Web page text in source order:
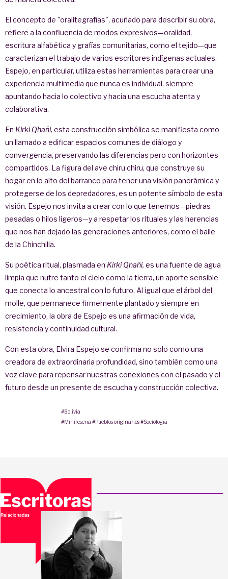
El concepto de "oralitegrafías", acuñado para describir su obra,
refiere a la confluencia de modos expresivos—oralidad,
escritura alfabética y grafías comunitarias, como el tejido—que
caracterizan el trabajo de varios escritores indígenas actuales.
Espejo, en particular, utiliza estas herramientas para crear una
experiencia multimedia que nunca es individual, siempre
apuntando hacia lo colectivo y hacia una escucha atenta y
colaborativa.
En Kirki Qhañi, esta construcción simbólica se manifiesta como
un llamado a edificar espacios comunes de diálogo y
convergencia, preservando las diferencias pero con horizontes
compartidos. La figura del ave chiru chiru, que construye su
hogar en lo alto del barranco para tener una visión panorámica y
protegerse de los depredadores, es un potente símbolo de esta
visión. Espejo nos invita a crear con lo que tenemos—piedras
pesadas o hilos ligeros—y a respetar los rituales y las herencias
que nos han dejado las generaciones anteriores, como el baile
de la Chinchilla.
Su poética ritual, plasmada en Kirki Qhañi, es una fuente de agua
limpia que nutre tanto el cielo como la tierra, un aporte sensible
que conecta lo ancestral con lo futuro. Al igual que el árbol del
molle, que permanece firmemente plantado y siempre en
crecimiento, la obra de Espejo es una afirmación de vida,
resistencia y continuidad cultural.
Con esta obra, Elvira Espejo se confirma no solo como una
creadora de extraordinaria profundidad, sino también como una
voz clave para repensar nuestras conexiones con el pasado y el
futuro desde un presente de escucha y construcción colectiva.
#Bolivia
#Minireseña #Pueblos originarios #Sociología